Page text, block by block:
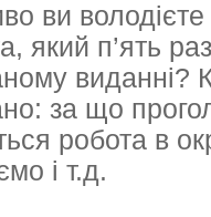
ви
який п’ять
виданні?
за що
робота в
і т.д.